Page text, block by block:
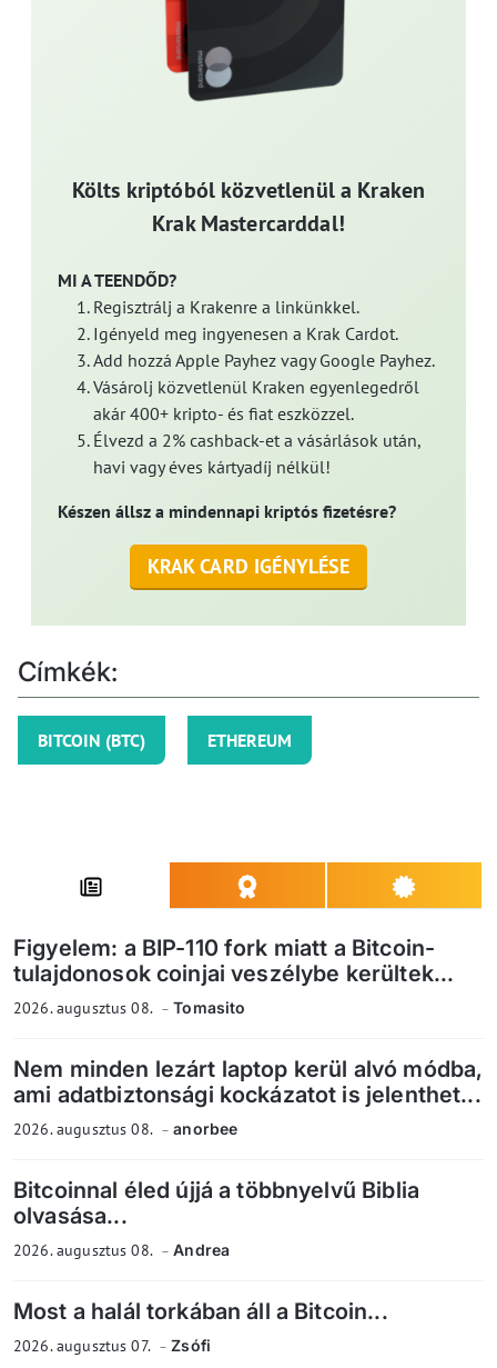
Költs kriptóból közvetlenül a Kraken
Krak Mastercarddal!
MI A TEENDŐD?
Regisztrálj a Krakenre a linkünkkel.
Igényeld meg ingyenesen a Krak Cardot.
Add hozzá Apple Payhez vagy Google Payhez.
Vásárolj közvetlenül Kraken egyenlegedről
akár 400+ kripto- és fiat eszközzel.
Élvezd a 2% cashback-et a vásárlások után,
havi vagy éves kártyadíj nélkül!
Készen állsz a mindennapi kriptós fizetésre?
KRAK CARD IGÉNYLÉSE
Címkék:
BITCOIN (BTC) ETHEREUM
Figyelem: a BIP-110 fork miatt a Bitcoin-
tulajdonosok coinjai veszélybe kerültek...
2026. augusztus 08. Tomasito
Nem minden lezárt laptop kerül alvó módba,
ami adatbiztonsági kockázatot is jelenthet...
2026. augusztus 08. anorbee
Bitcoinnal éled újjá a többnyelvű Biblia
olvasása...
2026. augusztus 08. Andrea
Most a halál torkában áll a Bitcoin...
2026. augusztus 07. Zsófi